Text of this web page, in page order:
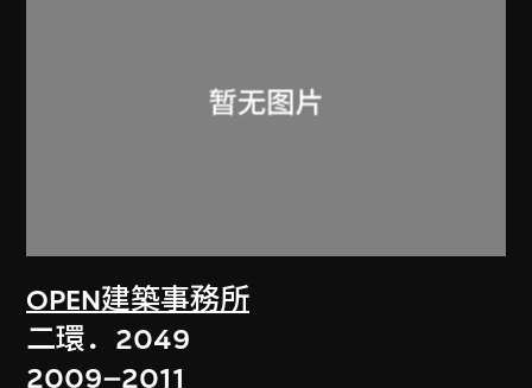
OPEN建築事務所
二環．2049
2009–2011